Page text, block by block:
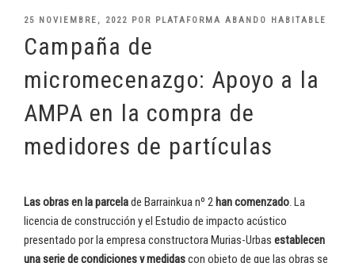
PUBLICADO
25 NOVIEMBRE, 2022 POR PLATAFORMA ABANDO HABITABLE
Campaña de
micromecenazgo: Apoyo a la
AMPA en la compra de
medidores de partículas
Las obras en la parcelade Barrainkua nº 2 han comenzado. La
licencia de construcción y el Estudio de impacto acústico
presentado por la empresa constructora Murias-Urbas establecen
una serie de condiciones y medidascon objeto de que las obras se